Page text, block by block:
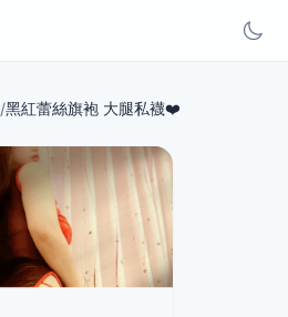
/黑紅蕾絲旗袍 大腿私襪❤️